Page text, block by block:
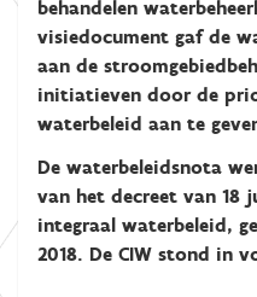
behandelen
visiedocument gaf de
aan de
initiatieven door de
waterbeleid aan te
De waterbeleidsnota
van het decreet van 18
integraal waterbeleid,
2018. De CIW stond in